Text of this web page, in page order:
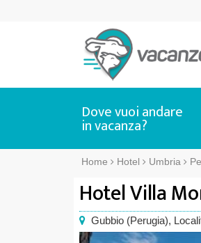
Dove vuoi andare
in vacanza?
Home Hotel Umbria
Hotel Villa
Gubbio (Perugia),